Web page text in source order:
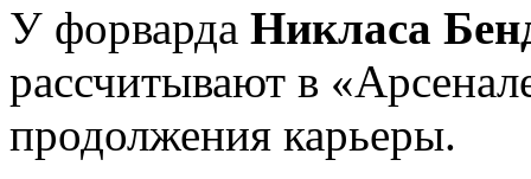
У форварда Никласа
рассчитывают в
продолжения карьеры.